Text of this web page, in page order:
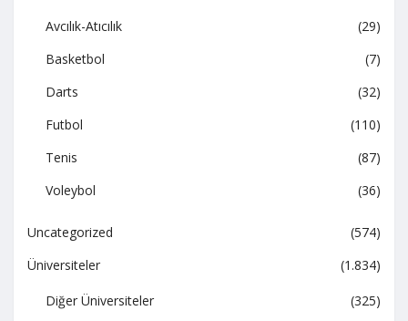
Avcılık-Atıcılık
(29)
Basketbol
(7)
Darts
(32)
Futbol
(110)
Tenis
(87)
Voleybol
(36)
Uncategorized
(574)
Üniversiteler
(1.834)
Diğer Üniversiteler
(325)